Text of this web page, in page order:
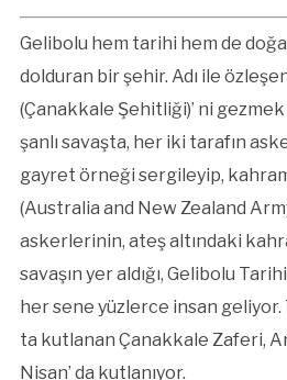
Gelibolu hem tarihi hem de
dolduran bir şehir. Adı ile
(Çanakkale Şehitliği)’ ni gezmek
şanlı savaşta, her iki tarafın
gayret örneği sergileyip,
(Australia and New Zealand
askerlerinin, ateş altındaki
savaşın yer aldığı, Gelibolu
her sene yüzlerce insan geliyor.
ta kutlanan Çanakkale Zaferi,
Nisan’ da kutlanıyor.